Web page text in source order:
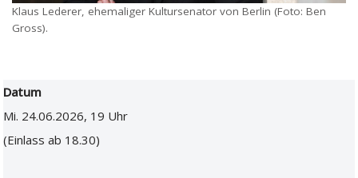
Klaus Lederer, ehemaliger Kultursenator von Berlin (Foto: Ben
Gross).
Datum
Mi. 24.06.2026, 19 Uhr
(Einlass ab 18.30)